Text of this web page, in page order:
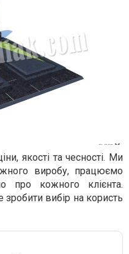
якості та чесності. Ми
виробу, працюємо
про кожного клієнта.
вибір на користь